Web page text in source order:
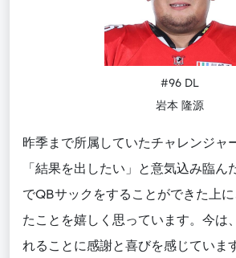
#96 DL
岩本 隆源
昨季まで所属していたチャレンジャ
「結果を出したい」と意気込み臨ん
でQBサックをすることができた上
たことを嬉しく思っています。今は
れることに感謝と喜びを感じていま